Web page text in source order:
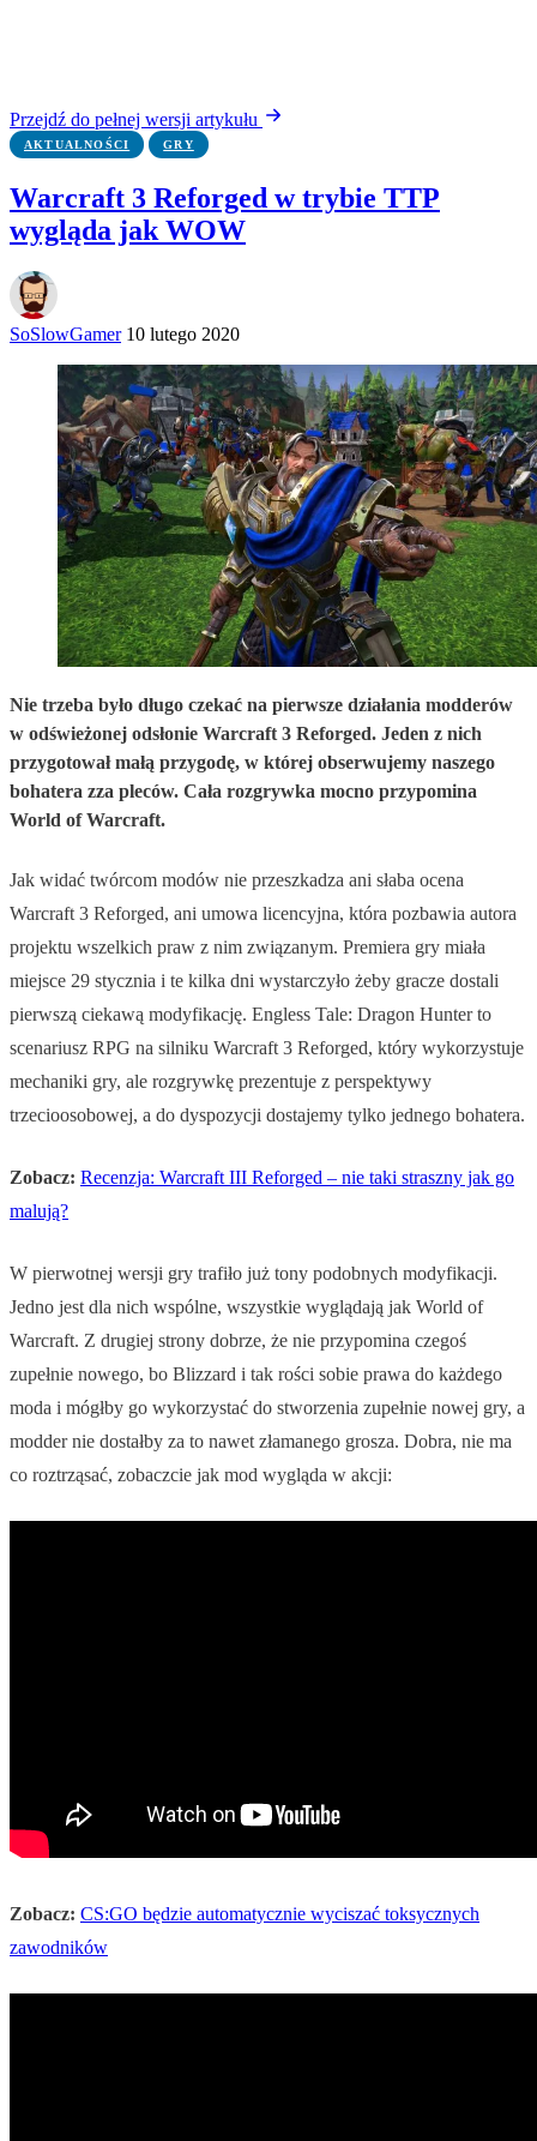
Przejdź do pełnej wersji artykułu
AKTUALNOŚCI GRY
Warcraft 3 Reforged w trybie TTP
wygląda jak WOW
SoSlowGamer 10 lutego 2020
Nie trzeba było długo czekać na pierwsze działania modderów
w odświeżonej odsłonie Warcraft 3 Reforged. Jeden z nich
przygotował małą przygodę, w której obserwujemy naszego
bohatera zza pleców. Cała rozgrywka mocno przypomina
World of Warcraft.
Jak widać twórcom modów nie przeszkadza ani słaba ocena
Warcraft 3 Reforged, ani umowa licencyjna, która pozbawia autora
projektu wszelkich praw z nim związanym. Premiera gry miała
miejsce 29 stycznia i te kilka dni wystarczyło żeby gracze dostali
pierwszą ciekawą modyfikację. Engless Tale: Dragon Hunter to
scenariusz RPG na silniku Warcraft 3 Reforged, który wykorzystuje
mechaniki gry, ale rozgrywkę prezentuje z perspektywy
trzecioosobowej, a do dyspozycji dostajemy tylko jednego bohatera.
Zobacz: Recenzja: Warcraft III Reforged – nie taki straszny jak go
malują?
W pierwotnej wersji gry trafiło już tony podobnych modyfikacji.
Jedno jest dla nich wspólne, wszystkie wyglądają jak World of
Warcraft. Z drugiej strony dobrze, że nie przypomina czegoś
zupełnie nowego, bo Blizzard i tak rości sobie prawa do każdego
moda i mógłby go wykorzystać do stworzenia zupełnie nowej gry, a
modder nie dostałby za to nawet złamanego grosza. Dobra, nie ma
co roztrząsać, zobaczcie jak mod wygląda w akcji:
Zobacz: CS:GO będzie automatycznie wyciszać toksycznych
zawodników